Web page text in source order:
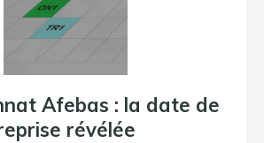
Afebas : la date de
révélée